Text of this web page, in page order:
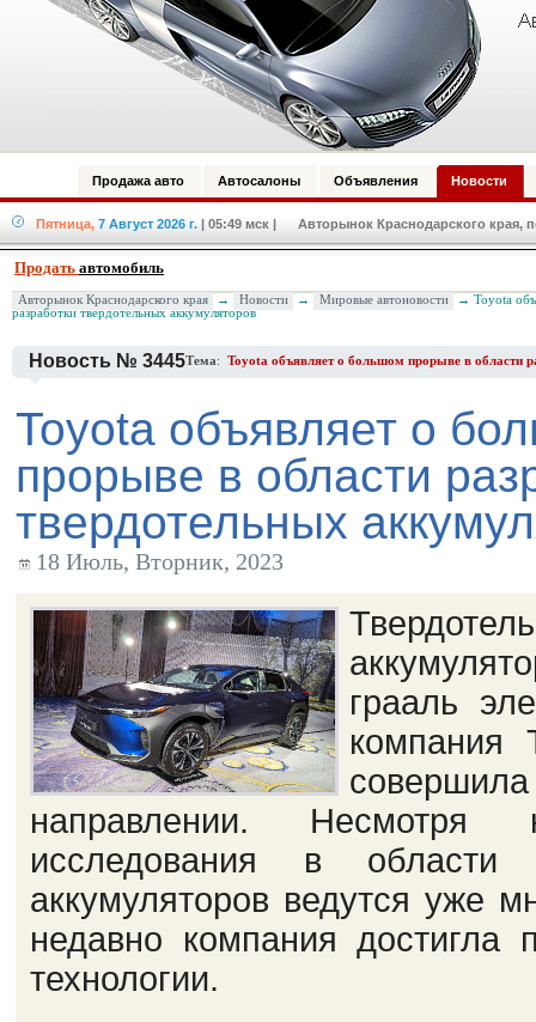
Продажа авто Автосалоны Объявления Новости
Пятница, 7 Август 2026 г. | 05:49 мск | Авторынок Краснодарского края,
Продать автомобиль
Авторынок Краснодарского края → Новости → Мировые автоновости
→ Toyota
разработки твердотельных аккумуляторов
Новость № 3445Тема: Toyota объявляет о большом прорыве в области
Toyota объявляет о
прорыве в области
твердотельных
18 Июль, Вторник, 2023
грааль
компания
направлении.
исследования в области
аккумуляторов ведутся уже
недавно компания достигла
технологии.